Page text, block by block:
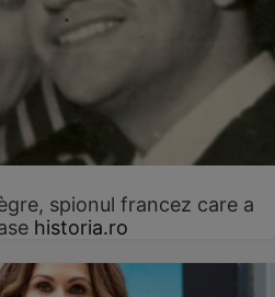
spionul francez care a
historia.ro